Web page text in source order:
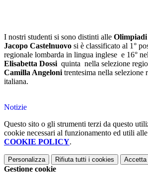
I nostri studenti si sono distinti alle Olimpiadi
Jacopo Castelnuovo si è classificato al 1°
regionale lombarda in lingua inglese e 16°
Elisabetta Dossi quinta nella selezione
Camilla Angeloni trentesima nella selezione
italiana.
Notizie
Questo sito o gli strumenti terzi da questo
cookie necessari al funzionamento ed utili
COOKIE POLICY.
Personalizza Rifiuta tutti i cookies Accetta
Gestione cookie